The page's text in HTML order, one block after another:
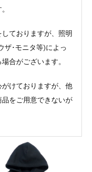
ておりますが、照明
ザ･モニタ等)によっ
合がございます。
がけておりますが、他
をご用意できないが